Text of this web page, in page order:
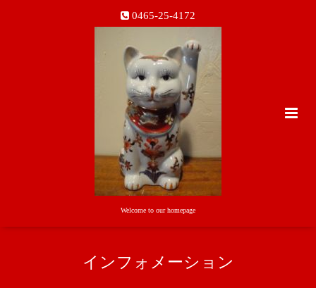
0465-25-4172
Welcome to our homepage
インフォメーション